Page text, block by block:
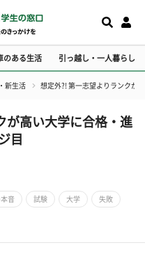
のある生活 引っ越し・一人暮らし
新生活 想定外?! 第一志望よりランクが
が高い大学に合格・進
目
音 試験 大学 失敗